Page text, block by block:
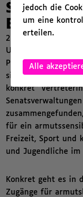
jedoch die
um eine
erteilen.
,
Alle
Sport
Bildung
23. Oktober 2024
Unter dem Dach
Prävention von
sich in der AG
konkret“
für ein
Frei­zeit, Sport und
und Jugendliche
Konkret geht es in
Zugänge für